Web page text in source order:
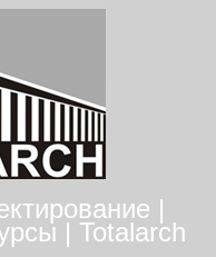
|
| Totalarch